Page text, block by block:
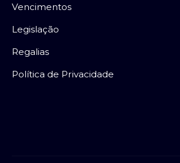
Vencimentos
Legislação
Regalias
Política de Privacidade